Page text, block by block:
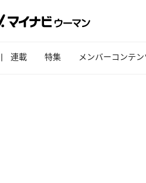
連載 特集 メンバーコンテン